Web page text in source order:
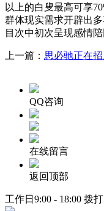
以上的白叟最高可享
群体现实需求开辟出
目次中初次呈现感情陪
上一篇： 思必驰正在
QQ咨询
在线留言
返回顶部
工作日9:00 - 18:00 拨打